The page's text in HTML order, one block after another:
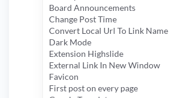
Board Announcements
Change Post Time
Convert Local Url To Link Name
Dark Mode
Extension Highslide
External Link In New Window
Favicon
First post on every page